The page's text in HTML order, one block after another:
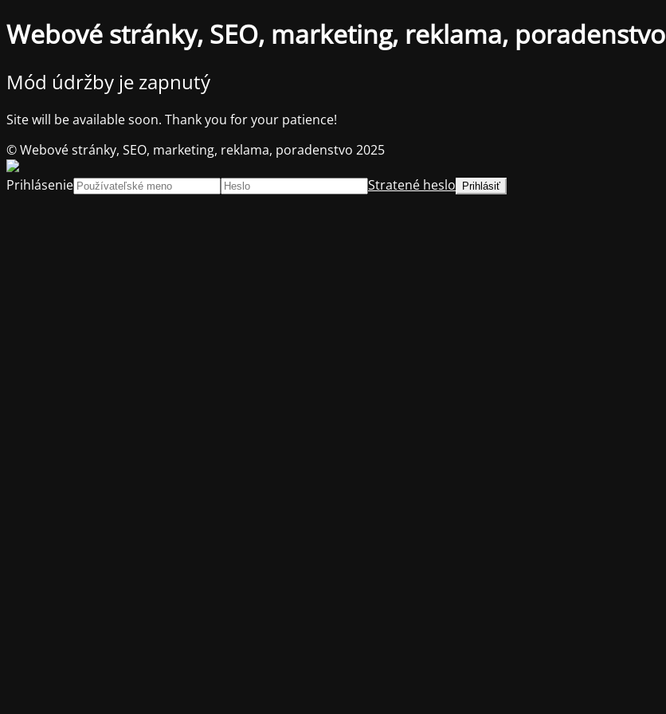
Webové stránky, SEO, marketing, reklama, poradenstvo
Mód údržby je zapnutý
Site will be available soon. Thank you for your patience!
© Webové stránky, SEO, marketing, reklama, poradenstvo 2025
Prihlásenie
Stratené heslo